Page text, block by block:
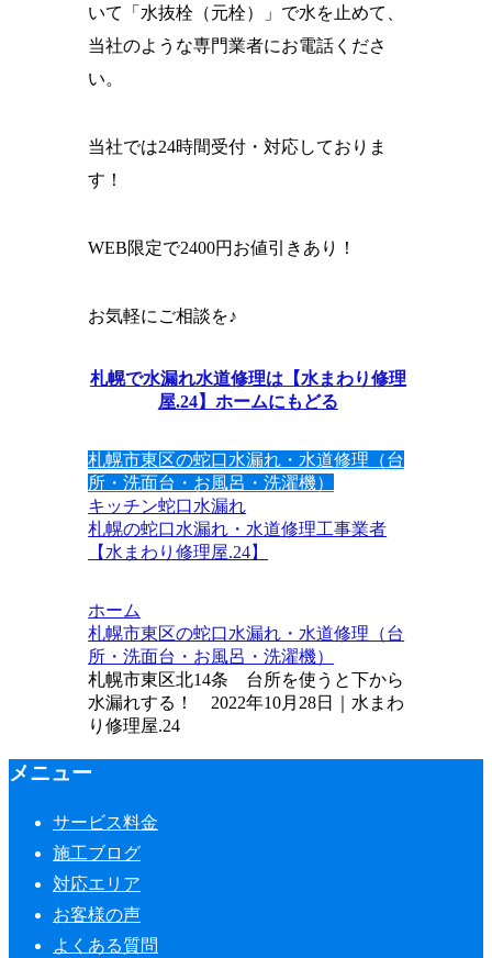
いて「水抜栓（元栓）」で水を止めて、
当社のような専門業者にお電話くださ
い。
当社では24時間受付・対応しておりま
す！
WEB限定で2400円お値引きあり！
お気軽にご相談を♪
札幌で水漏れ水道修理は【水まわり修理
屋.24】ホームにもどる
札幌市東区の蛇口水漏れ・水道修理（台
所・洗面台・お風呂・洗濯機）
キッチン蛇口水漏れ
札幌の蛇口水漏れ・水道修理工事業者
【水まわり修理屋.24】
ホーム
札幌市東区の蛇口水漏れ・水道修理（台
所・洗面台・お風呂・洗濯機）
札幌市東区北14条 台所を使うと下から
水漏れする！ 2022年10月28日｜水まわ
り修理屋.24
メニュー
サービス料金
施工ブログ
対応エリア
お客様の声
よくある質問